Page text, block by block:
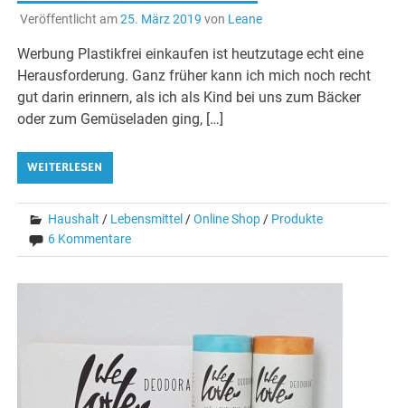
Veröffentlicht am25. März 2019 von Leane
Werbung Plastikfrei einkaufen ist heutzutage echt eine
Herausforderung. Ganz früher kann ich mich noch recht
gut darin erinnern, als ich als Kind bei uns zum Bäcker
oder zum Gemüseladen ging, […]
WEITERLESEN
Haushalt / Lebensmittel /Online Shop / Produkte
6 Kommentare